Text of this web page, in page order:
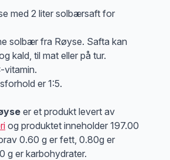
med 2 liter solbærsaft for
solbær fra Røyse. Safta kan
kald, til mat eller på tur.
vitamin.
er 1:5.
er et produkt levert av
og produktet inneholder 197.00
0.60 g er fett, 0.80g er
g er karbohydrater.